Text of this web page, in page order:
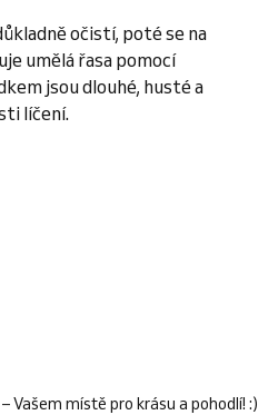
očistí, poté se na
umělá řasa pomocí
jsou dlouhé, husté a
líčení.
Vašem místě pro krásu a pohodlí! :)